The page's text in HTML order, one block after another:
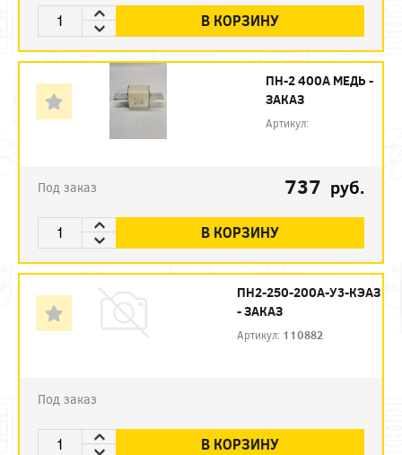
В КОРЗИНУ
ПН-2 400А МЕДЬ -
ЗАКАЗ
Артикул:
Под заказ 737 руб.
В КОРЗИНУ
ПН2-250-200А-У3-КЭАЗ
- ЗАКАЗ
Артикул: 110882
Под заказ
В КОРЗИНУ